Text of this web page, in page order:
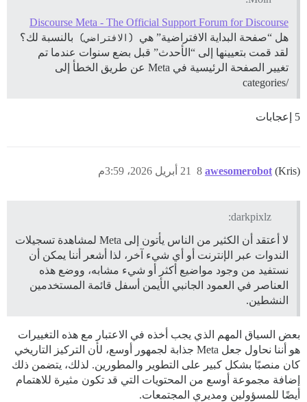
Discourse Meta - The Official Support Forum for Discourse
هل “صفحة البداية الافتراضية” هي
(الافتراضي)
بالنسبة لك؟
لقد قمت بتعيينها إلى “الأحدث” قبل بضع سنوات عندما تم
تغيير الصفحة الرئيسية في Meta عن طريق الخطأ إلى
/categories
5 إعجابات
awesomerobot (Kris) 21 أبريل 2026، 3:59م 8
darkpixlz:
لا أعتقد أن الكثير من الناس يأتون إلى Meta لمشاهدة تسجيلات
الندوات عبر الإنترنت أو أي شيء آخر، لذا أشعر أننا يمكن أن
نستفيد من وجود مواضيع أكثر أو شيء مشابه، ووضع هذه
العناصر في العمود الجانبي الأيمن أسفل قائمة المستخدمين
النشطين.
بعض السياق المهم الذي يجب أخذه في الاعتبار مع هذه التغييرات
هو أننا نحاول جعل Meta جذابة لجمهور أوسع، لأن التركيز التاريخي
كان منصبًا بشكل كبير على التطوير والمطورين. لذلك، يتضمن ذلك
إضافة مجموعة أوسع من المحتويات التي قد تكون مثيرة للاهتمام
أيضًا للمسؤولين ومديري المجتمعات.